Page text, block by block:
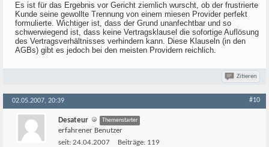
Es ist für das Ergebnis vor Gericht ziemlich wurscht, ob der frustrierte
Kunde seine gewollte Trennung von einem miesen Provider perfekt
formulierte. Wichtiger ist, dass der Grund unanfechtbar und so
schwerwiegend ist, dass keine Vertragsklausel die sofortige Auflösung
des Vertragsverhältnisses verhindern kann. Diese Klauseln (in den
AGBs) gibt es jedoch bei den meisten Providern reichlich.
Zitieren
02.05.2007, 20:39 #10
Desateur Themenstarter
erfahrener Benutzer
seit: 24.04.2007 Beiträge: 119